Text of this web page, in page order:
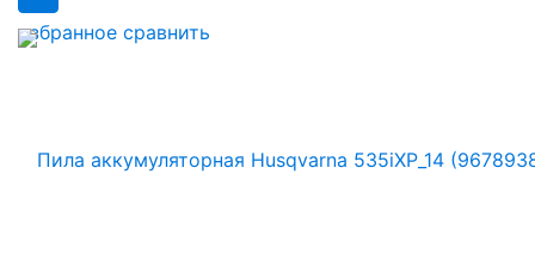
избранное сравнить